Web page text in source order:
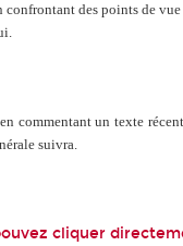
des points de
commentant un texte
suivra.
cliquer